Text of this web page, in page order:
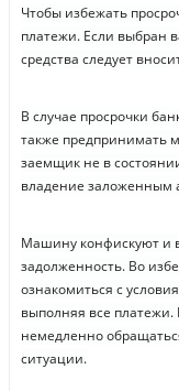
Чтобы избежать
платежи. Если выбран
средства следует
В случае просрочки
также предпринимать
заемщик не в
владение заложенным
Машину конфискуют и
задолженность. Во
ознакомиться с
выполняя все платежи.
немедленно
ситуации.